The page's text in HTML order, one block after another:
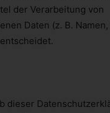
der Verarbeitung von
Daten (z. B.
dieser